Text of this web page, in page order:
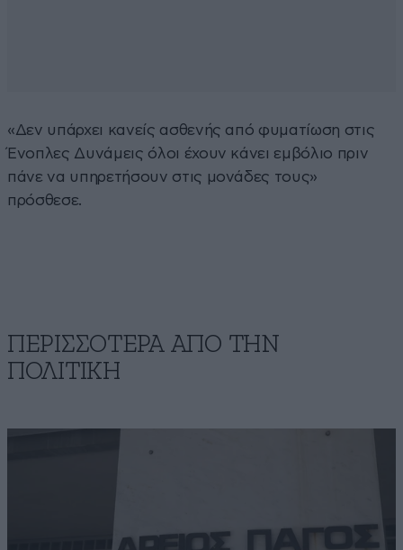
«Δεν υπάρχει κανείς ασθενής από φυματίωση στις
Ένοπλες Δυνάμεις όλοι έχουν κάνει εμβόλιο πριν
πάνε να υπηρετήσουν στις μονάδες τους»
πρόσθεσε.
ΠΕΡΙΣΣΟΤΕΡΑ ΑΠΟ ΤΗΝ
ΠΟΛΙΤΙΚΗ